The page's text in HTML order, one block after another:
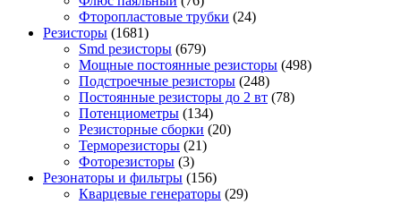
Фторопластовые трубки (24)
Резисторы (1681)
Smd резисторы (679)
Мощные постоянные резисторы (498)
Подстроечные резисторы (248)
Постоянные резисторы до 2 вт (78)
Потенциометры (134)
Резисторные сборки (20)
Терморезисторы (21)
Фоторезисторы (3)
Резонаторы и фильтры (156)
Кварцевые генераторы (29)